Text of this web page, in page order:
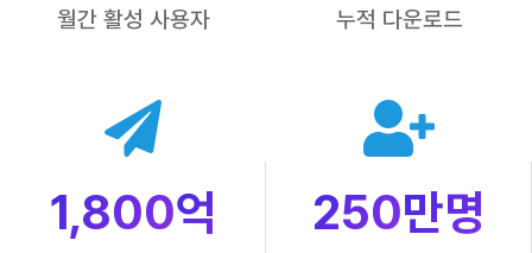
월간 활성 사용자 누적 다운로드
1,800억
250만명